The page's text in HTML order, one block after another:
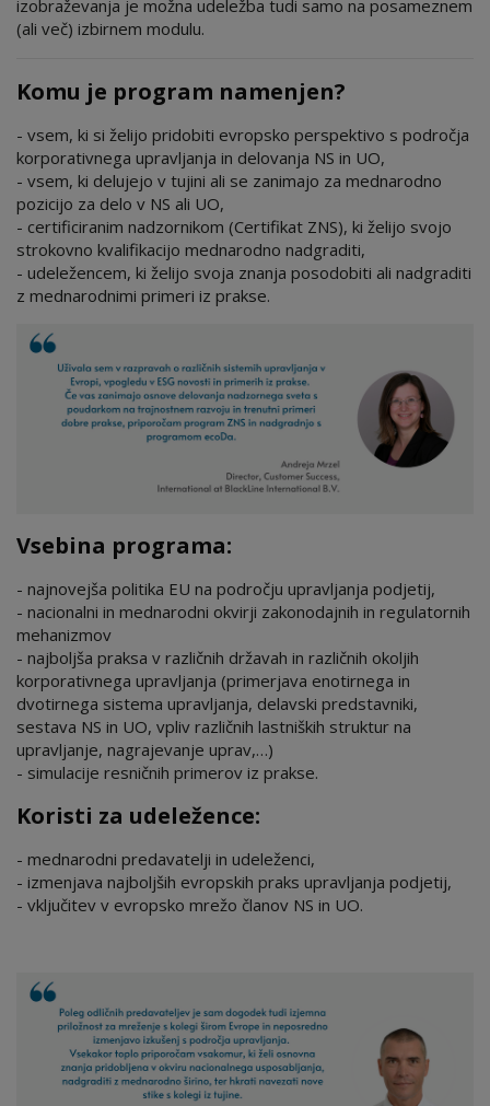
izobraževanja je možna udeležba tudi samo na posameznem
(ali več) izbirnem modulu.
Komu je program namenjen?
- vsem, ki si želijo pridobiti evropsko perspektivo s področja
korporativnega upravljanja in delovanja NS in UO,
- vsem, ki delujejo v tujini ali se zanimajo za mednarodno
pozicijo za delo v NS ali UO,
- certificiranim nadzornikom (Certifikat ZNS), ki želijo svojo
strokovno kvalifikacijo mednarodno nadgraditi,
- udeležencem, ki želijo svoja znanja posodobiti ali nadgraditi
z mednarodnimi primeri iz prakse.
Vsebina programa:
- najnovejša politika EU na področju upravljanja podjetij,
- nacionalni in mednarodni okvirji zakonodajnih in regulatornih
mehanizmov
- najboljša praksa v različnih državah in različnih okoljih
korporativnega upravljanja (primerjava enotirnega in
dvotirnega sistema upravljanja, delavski predstavniki,
sestava NS in UO, vpliv različnih lastniških struktur na
upravljanje, nagrajevanje uprav,…)
- simulacije resničnih primerov iz prakse.
Koristi za udeležence:
- mednarodni predavatelji in udeleženci,
- izmenjava najboljših evropskih praks upravljanja podjetij,
- vključitev v evropsko mrežo članov NS in UO.